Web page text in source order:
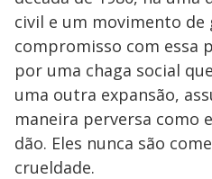
civil e um movimento de
compromisso com essa
por uma chaga social
uma outra expansão,
maneira perversa como
dão. Eles nunca são
crueldade.